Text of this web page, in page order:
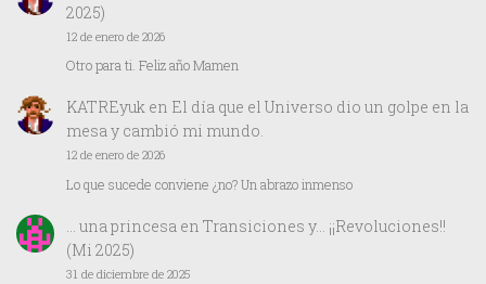
2025)
12 de enero de 2026
Otro para ti. Feliz año Mamen
KATREyuken El día que el Universo dio un golpe en la
mesa y cambió mi mundo.
12 de enero de 2026
Lo que sucede conviene ¿no? Un abrazo inmenso
… una princesaen Transiciones y… ¡¡Revoluciones!!
(Mi 2025)
31 de diciembre de 2025